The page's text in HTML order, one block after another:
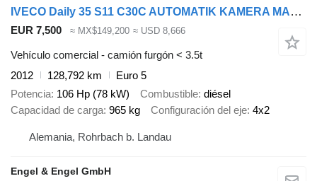
IVECO Daily 35 S11 C30C AUTOMATIK KAMERA MAXI KAMERA R
EUR 7,500 ≈ MX$149,200 ≈ USD 8,666
Vehículo comercial - camión furgón < 3.5t
2012
128,792 km
Euro 5
Potencia 106 Hp (78 kW) Combustible diésel
Capacidad de carga 965 kg Configuración del eje 4x2
Alemania, Rohrbach b. Landau
Engel & Engel GmbH